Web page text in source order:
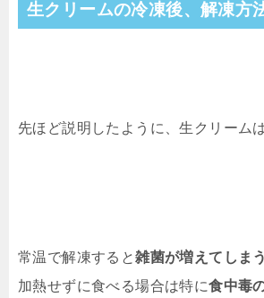
生クリームの冷凍後、解凍方
先ほど説明したように、生クリーム
常温で解凍すると雑菌が増えてしまう
加熱せずに食べる場合は特に食中毒